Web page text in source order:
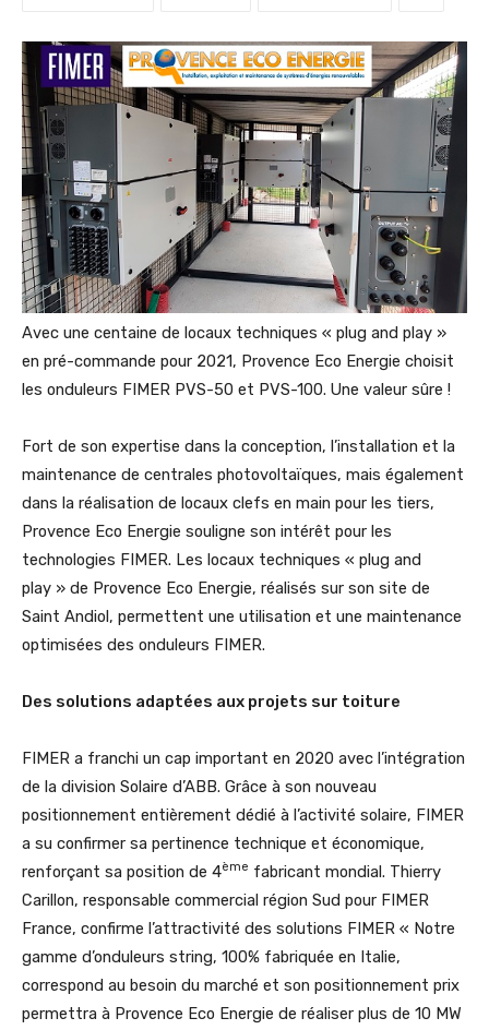
Avec une centaine de locaux techniques « plug and play »
en pré-commande pour 2021, Provence Eco Energie choisit
les onduleurs FIMER PVS-50 et PVS-100. Une valeur sûre !
Fort de son expertise dans la conception, l’installation et la
maintenance de centrales photovoltaïques, mais également
dans la réalisation de locaux clefs en main pour les tiers,
Provence Eco Energie souligne son intérêt pour les
technologies FIMER. Les locaux techniques « plug and
play » de Provence Eco Energie, réalisés sur son site de
Saint Andiol, permettent une utilisation et une maintenance
optimisées des onduleurs FIMER.
Des solutions adaptées aux projets sur toiture
FIMER a franchi un cap important en 2020 avec l’intégration
de la division Solaire d’ABB. Grâce à son nouveau
positionnement entièrement dédié à l’activité solaire, FIMER
a su confirmer sa pertinence technique et économique,
renforçant sa position de 4ème fabricant mondial. Thierry
Carillon, responsable commercial région Sud pour FIMER
France, confirme l’attractivité des solutions FIMER « Notre
gamme d’onduleurs string, 100% fabriquée en Italie,
correspond au besoin du marché et son positionnement prix
permettra à Provence Eco Energie de réaliser plus de 10 MW